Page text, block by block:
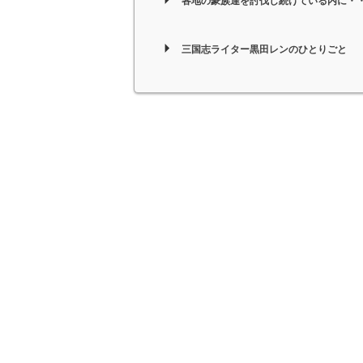
三国志ライター黒田レンのひとりごと